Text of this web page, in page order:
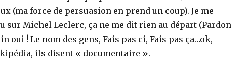
(ma force de persuasion en prend un coup). Je me
sur Michel Leclerc, ça ne me dit rien au départ (Pardon
oui ! Le nom des gens, Fais pas ci, Fais pas ça…ok,
ils disent « documentaire ».